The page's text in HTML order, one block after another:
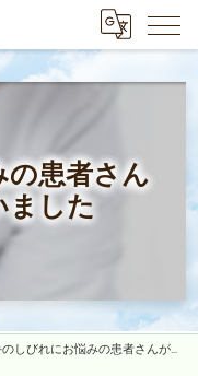
患者さん
した
しびれにお悩みの患者さんがいらっしゃいました